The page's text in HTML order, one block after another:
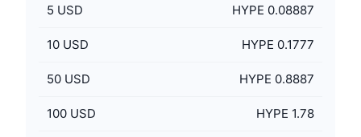
5 USD HYPE 0.08887
10 USD HYPE 0.1777
50 USD HYPE 0.8887
100 USD HYPE 1.78